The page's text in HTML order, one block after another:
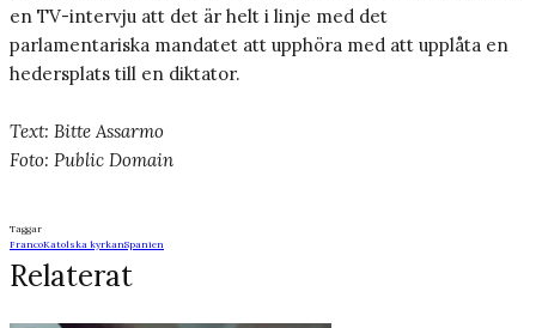
en TV-intervju att det är helt i linje med det
parlamentariska mandatet att upphöra med att upplåta en
hedersplats till en diktator.
Text: Bitte Assarmo
Foto: Public Domain
Taggar
FrancoKatolska kyrkanSpanien
Relaterat